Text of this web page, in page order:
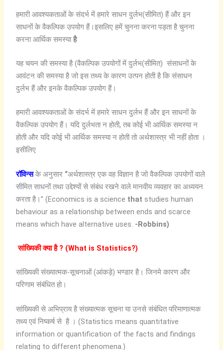
हमारी आवश्यकताओं के संदर्भ में हमारे साधन दुर्लभ(सीमित) हैं और इन
साधनों के वैकल्पिक उपयोग हैं।इसलिए हमें चुनना करना पड़ता है चुनना
करना आर्थिक समस्याहै
यह चयन की समस्या है (वैकल्पिक उपयोगों में दुर्लभ(सीमित) संसाधनों के
आवंटन की समस्या है जो इस तथ्य के कारण उत्पन होती है कि संसाधन
दुर्लभ हैं और इनके वैकल्पिक उपयोग हैं।
हमारी आवश्यकताओं के संदर्भ में हमारे साधन दुर्लभ हैं और इन साधनों के
वैकल्पिक उपयोग हैं। यदि दुर्लभता न होती, तब कोई भी आर्थिक समस्या न
होती और यदि कोई भी आर्थिक समस्या न होती तो अर्थशास्त्र भी नहीं होता ।
इसीलिए
रॉविन्सके अनुसार “अर्थशास्त्र एक वह विज्ञान है जो वैकल्पिक उपयोगों वाले
सीमित साधनों तथा उद्देश्यों से संबंध रखने वाले मानवीय व्यवहार का अध्ययन
करता है।” (Economics is a science that studies human
behaviour as a relationship between ends and scarce
means which have alternative uses. -Robbins)
सांख्यिकी क्या है? (What is Statistics?)
सांख्यिकी संख्यात्मक-सूचनाओं (आंकड़े) भण्डार है। जिनमे कारण और
परिणाम संबंधित हो।
सांख्यिकी से अभिप्राय है संख्यात्मक सूचना या उनसे संबंधित परिमाणात्मक
तथ्य एवं निष्कर्ष से है । (Statistics means quantitative
information or quantification of the facts and findings
relating to different phenomena.)